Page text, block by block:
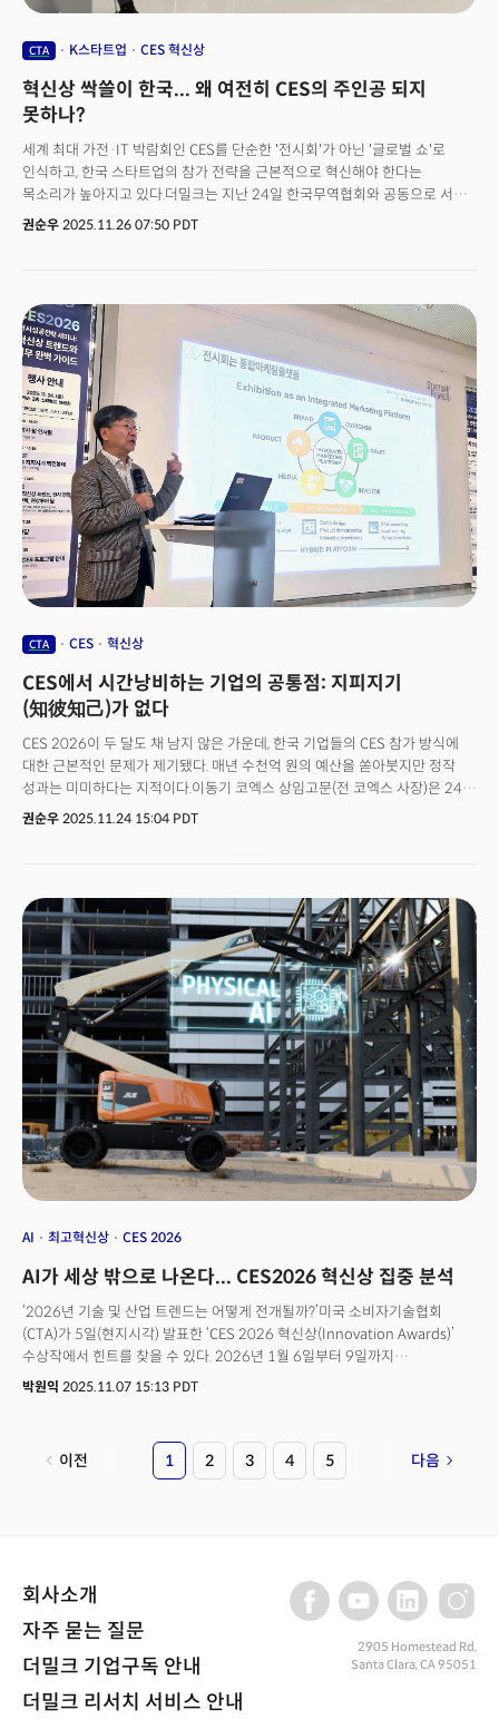
CTA K스타트업 CES 혁신상
혁신상 싹쓸이 한국... 왜 여전히 CES의 주인공 되지
못하나?
세계 최대 가전·IT 박람회인 CES를 단순한 '전시회'가 아닌 '글로벌 쇼'로
인식하고, 한국 스타트업의 참가 전략을 근본적으로 혁신해야 한다는
목소리가 높아지고 있다.더밀크는 지난 24일 한국무역협회와 공동으로 서울
코엑스에서 'CES2026 전시 성공전략 세미나'를 개최했다. 이 자리에서 10년
이동기 코엑스 상임고문이 참석했고, 한국무역협회 진형석 팀장이
모더레이터를 맡았다. 패널들은 전시자·참관자·투자자·심사위원 등 다양한
시각에서 CES 활용 노하우를 공유했다.패널들은 전시 전략 성공을 위해
'CES의 본질'에 대한 이해가 필요하다고 입을 모았다. 손재권 대표는 CES를
"사람들이 뛰어놀고, 홍보하고, 비즈니스 아이디어를 얻고, 제품을 판매하는
종합 플랫폼"으로 정의하며 단순 전시회라는 프레임에서 벗어나야 한다고
강조했다.최형욱 대표는 CES를 "산업 생태계의 축소판"이라고 표현했다.
핀테크, 푸드테크, AI 등 다양한 기술 변화가 전 세계 산업의 흐름과 관심사를
가장 압축적으로 반영하는 공간이라는 것이다. 전진수 대표 역시 "미래에
일어날 몇 년을 미리 가서 지켜보는 느낌"이라며, CES 참관만으로도 1년 치
테크 트렌드를 미리 파악할 수 있다고 조언했다.
권순우 2025.11.26 07:50 PDT
CTA CES 혁신상
CES에서 시간낭비하는 기업의 공통점: 지피지기
(知彼知己)가 없다
CES 2026이 두 달도 채 남지 않은 가운데, 한국 기업들의 CES 참가 방식에
대한 근본적인 문제가 제기됐다. 매년 수천억 원의 예산을 쏟아붓지만 정작
성과는 미미하다는 지적이다.이동기 코엑스 상임고문(전 코엑스 사장)은 24일
더밀크 주최로 서울 코엑스 스타트업브랜치에서 열린 CES2026 전시
기업들이 CES를 대하는 태도를 다섯 단계로 구분했다. 목표 설정, 경영전략과
STP 전략 수립, 후보군 비교, 내부 역량 검토, 최종 선정 및 전략 수립이다.
문제는 대부분의 기업이 첫 번째 단계인 ‘목표 설정‘조차 제대로 하지 않는다는
것이다.이 고문은 한국 기업들이 CES라는 '적'도 제대로 모르고, 자기 자신도
제대로 모른 채 전장에 뛰어든다고 꼬집었다. 知彼(지피)는 전시마케팅의
특성을 이해하지 못하고 CES에 대해 피상적으로만 안다는 것이고, 知己(지기)
는 참가 목적이 불분명하고 제품과 해외시장에 대한 이해가 부족하다는
것이다.문제의 핵심은 바로 '목표 설정'. "왜 전시에 나가느냐"는 질문에 대한
답이 명확해야 하지만, 많은 기업들이 "경쟁사가 나가니까", "예산이
있으니까"라는 이유로 CES에 참가한다는 것이다. 그는 "전시회 참가 목적을
명확히 하지 않으면 실패할 수밖에 없다"며 "홍보인가, 리드 확보인가, 파트너
발굴인가, 브랜드 구축인가를 먼저 정해야 한다"고 강조했다.이런 마케팅
전략에 따라 전시회 운영방향은 완전히 달라진다. 시장 진출이 목표라면 신규
해외시장 개척에, 브랜드 홍보가 목표라면 미디어 노출에, 리드 확보가
더밀크의 CES2026 프로그램 살펴보기
권순우 2025.11.24 15:04 PDT
AI 최고혁신상 CES 2026
AI가 세상 밖으로 나온다... CES2026 혁신상 집중 분석
‘2026년 기술 및 산업 트렌드는 어떻게 전개될까?’미국 소비자기술협회
(CTA)가 5일(현지시각) 발표한 ‘CES 2026 혁신상(Innovation Awards)’
수상작에서 힌트를 찾을 수 있다. 2026년 1월 6일부터 9일까지
라스베이거스에서 열릴 본 행사에 앞서 전 세계 기술 트렌드의 방향을 가늠할
속도가 그 어느 때보다 빨라지고 있음을 보여주는 수치다. 총 36개 카테고리로
나뉘어 선정된 이번 혁신상 발표에서 드러난 핵심 트렌드는 ‘피지컬
기업들의 창의성과 과감한 사고에 영감을 받는다”고 했다.
박원익 2025.11.07 15:13 PDT
이전 1 2 3 4 5 다음
회사소개
자주 묻는 질문
더밀크 기업구독 안내
더밀크 리서치 서비스 안내
2905 Homestead Rd,
Santa Clara, CA 95051